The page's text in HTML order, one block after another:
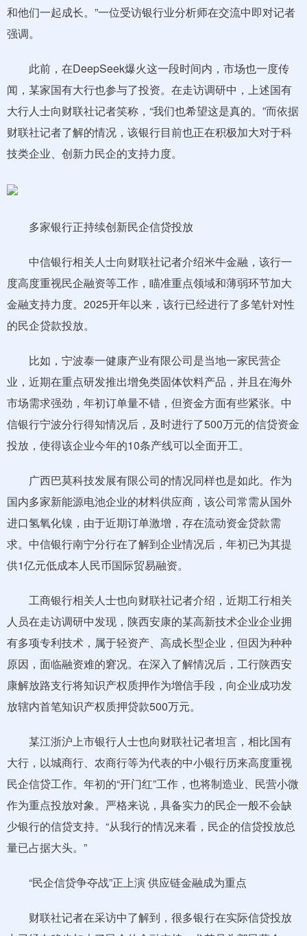
和他们一起成长。”一位受访银行业分析师在交流中即对记者
强调。
此前，在DeepSeek爆火这一段时间内，市场也一度传
闻，某家国有大行也参与了投资。在走访调研中，上述国有
大行人士向财联社记者笑称，“我们也希望这是真的。”而依据
财联社记者了解的情况，该银行目前也正在积极加大对于科
技类企业、创新力民企的支持力度。
多家银行正持续创新民企信贷投放
中信银行相关人士向财联社记者介绍米牛金融，该行一
度高度重视民企融资等工作，瞄准重点领域和薄弱环节加大
金融支持力度。2025开年以来，该行已经进行了多笔针对性
的民企贷款投放。
比如，宁波泰一健康产业有限公司是当地一家民营企
业，近期在重点研发推出增免类固体饮料产品，并且在海外
市场需求强劲，年初订单量不错，但资金方面有些紧张。中
信银行宁波分行得知情况后，及时进行了500万元的信贷资金
投放，使得该企业今年的10条产线可以全面开工。
广西巴莫科技发展有限公司的情况同样也是如此。作为
国内多家新能源电池企业的材料供应商，该公司常需从国外
进口氢氧化镍，由于近期订单激增，存在流动资金贷款需
求。中信银行南宁分行在了解到企业情况后，年初已为其提
供1亿元低成本人民币国际贸易融资。
工商银行相关人士也向财联社记者介绍，近期工行相关
人员在走访调研中发现，陕西安康的某高新技术企业企业拥
有多项专利技术，属于轻资产、高成长型企业，但因为种种
原因，面临融资难的窘况。在深入了解情况后，工行陕西安
康解放路支行将知识产权质押作为增信手段，向企业成功发
放辖内首笔知识产权质押贷款500万元。
某江浙沪上市银行人士也向财联社记者坦言，相比国有
大行，以城商行、农商行等为代表的中小银行历来高度重视
民企信贷工作。年初的“开门红”工作，也将制造业、民营小微
作为重点投放对象。严格来说，具备实力的民企一般不会缺
少银行的信贷支持。“从我行的情况来看，民企的信贷投放总
量已占据大头。”
“民企信贷争夺战”正上演 供应链金融成为重点
财联社记者在采访中了解到，很多银行在实际信贷投放